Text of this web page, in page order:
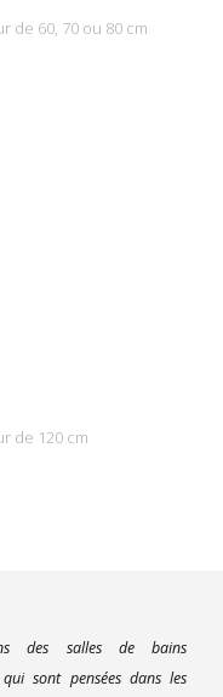
de 60, 70 ou 80 cm
de 120 cm
des salles de bains
sont pensées dans les